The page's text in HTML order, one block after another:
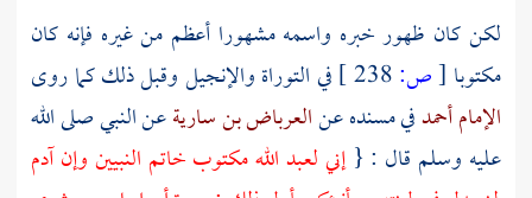
لكن كان ظهور خبره واسمه مشهورا أعظم من غيره فإنه كان
مكتوبا [ص:
في التوراة والإنجيل وقبل ذلك كما روى
الإمام أحمدفي مسنده عنالعرباض بن ساريةعن النبي صلى الله
عليه وسلم قال : {إني لعبد الله مكتوب خاتم النبيين وإنآدم